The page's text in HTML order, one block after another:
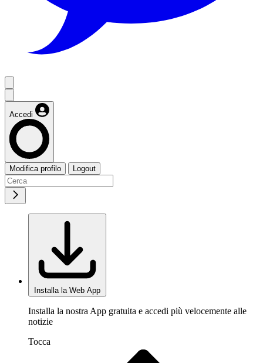
Accedi
Modifica profilo Logout
Installa la Web App
Installa la nostra App gratuita e accedi più velocemente alle
notizie
Tocca